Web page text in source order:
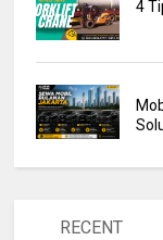
4
RECENT